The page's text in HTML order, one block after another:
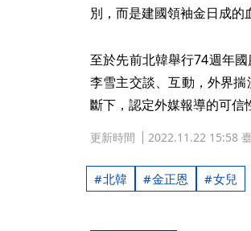
別，而是建國領袖金日成的
至於先前北韓舉行74週年
李雪主交談、互動，外界
斷下，認定外媒報導的可信
更新時間 2022.11.22 15:58
北韓 金正恩 女兒